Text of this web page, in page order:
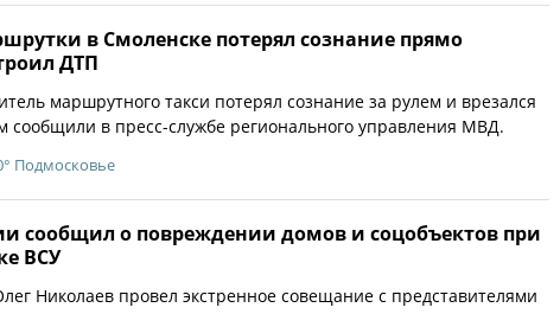
в Смоленске потерял сознание прямо
ДТП
маршрутного такси потерял сознание за рулем и врезался
сообщили в пресс-службе регионального управления МВД.
Подмосковье
сообщил о повреждении домов и соцобъектов при
ВСУ
Николаев провел экстренное совещание с представителями